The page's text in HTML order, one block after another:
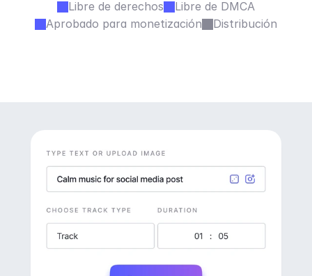
Libre de derechos
Libre de DMCA
Aprobado para monetización
Distribución